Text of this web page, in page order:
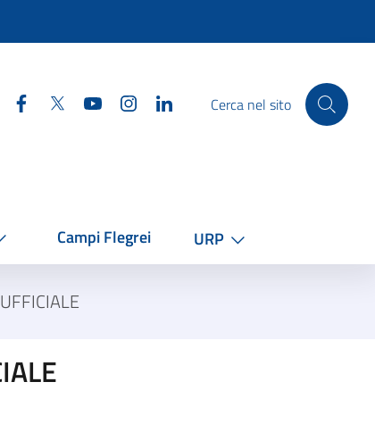
Facebook
Twitter YouTube InstagramLinkedinCerca nel sito
Campi Flegrei URP